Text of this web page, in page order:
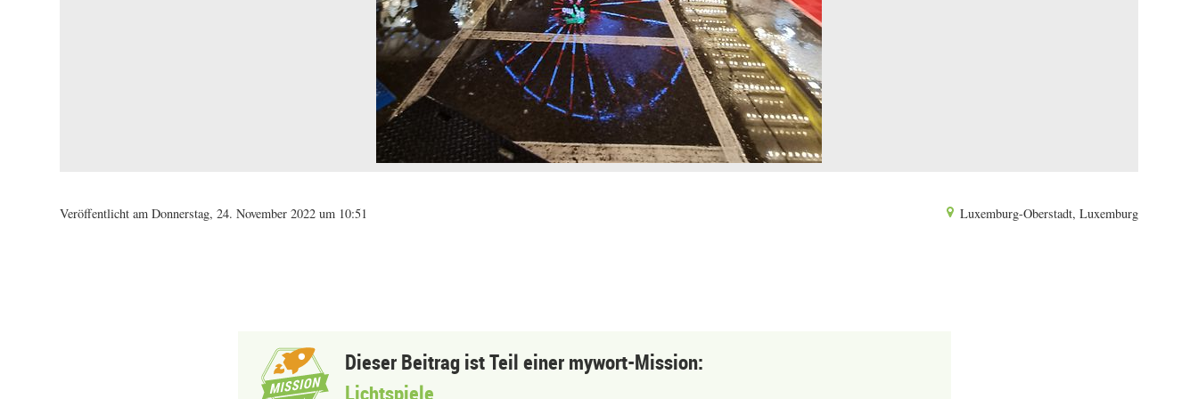
Veröffentlicht am Donnerstag, 24. November 2022 um 10:51 Luxemburg-Oberstadt, Luxemburg
Dieser Beitrag ist Teil einer mywort-Mission:
Lichtspiele